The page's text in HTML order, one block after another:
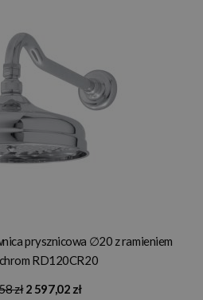
prysznicowa ∅20 z ramieniem
RD120CR20
zł 2 597,02 zł